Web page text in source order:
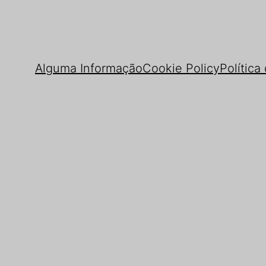
Alguma InformaçãoCookie PolicyPolítica